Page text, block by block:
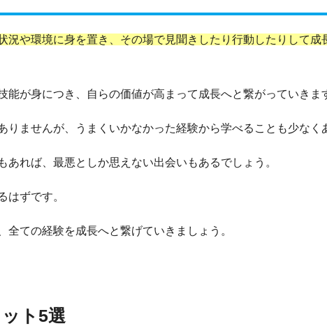
況や環境に身を置き、その場で見聞きしたり行動したりして成
能が身につき、自らの価値が高まって成長へと繋がっていきま
りませんが、うまくいかなかった経験から学べることも少なく
あれば、最悪としか思えない出会いもあるでしょう。
はずです。
ての経験を成長へと繋げていきましょう。
ト5選